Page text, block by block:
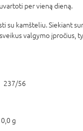
per vieną dieną.
su kamšteliu. Siekiant
valgymo įpročius,
56
g